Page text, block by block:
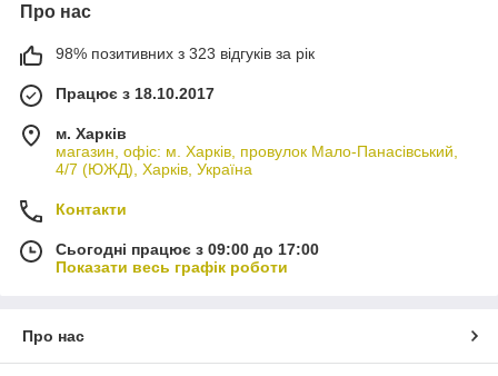
Про нас
98% позитивних з 323 відгуків за рік
Працює з 18.10.2017
м. Харків
магазин, офіс: м. Харків, провулок Мало-Панасівський,
4/7 (ЮЖД), Харків, Україна
Контакти
Сьогодні працює з 09:00 до 17:00
Показати весь графік роботи
Про нас